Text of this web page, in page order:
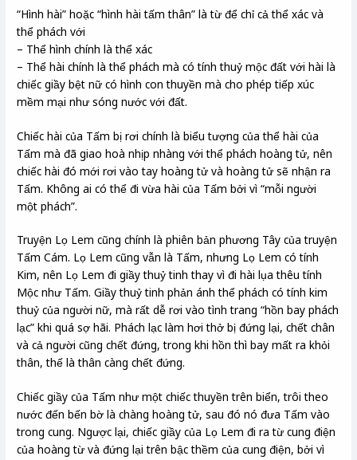
“Hình hài” hoặc “hình hài tấm thân” là từ để chỉ cả thể xác và
thể phách với
– Thể hình chính là thể xác
– Thể hài chính là thể phách mà có tính thuỷ mộc đất với hài là
chiếc giầy bệt nữ có hình con thuyền mà cho phép tiếp xúc
mềm mại như sóng nước với đất.
Chiếc hài của Tấm bị rơi chính là biểu tượng của thể hài của
Tấm mà đã giao hoà nhịp nhàng với thể phách hoàng tử, nên
chiếc hài đó mới rơi vào tay hoàng tử và hoàng tử sẽ nhận ra
Tấm. Không ai có thể đi vừa hài của Tấm bởi vì “mỗi người
một phách”.
Truyện Lọ Lem cũng chính là phiên bản phương Tây của truyện
Tấm Cám. Lọ Lem cũng vẫn là Tấm, nhưng Lọ Lem có tính
Kim, nên Lọ Lem đi giầy thuỷ tinh thay vì đi hài lụa thêu tính
Mộc như Tấm. Giầy thuỷ tinh phản ánh thể phách có tính kim
thuỷ của người nữ, mà rất dễ rơi vào tình trang “hồn bay phách
lạc” khi quá sợ hãi. Phách lạc làm hơi thở bị đứng lại, chết chân
và cả người cũng chết đứng, trong khi hồn thì bay mất ra khỏi
thân, thế là thân càng chết đứng.
Chiếc giầy của Tấm như một chiếc thuyền trên biển, trôi theo
nước đến bến bờ là chàng hoàng tử, sau đó nó đưa Tấm vào
trong cung. Ngược lại, chiếc giầy của Lọ Lem đi ra từ cung điện
của hoàng từ và đứng lại trên bậc thềm của cung điện, bởi vì